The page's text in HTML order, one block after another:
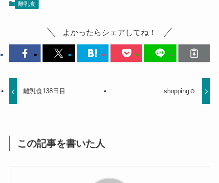
離乳食
よかったらシェアしてね！
離乳食138日目 shopping☺︎
この記事を書いた人